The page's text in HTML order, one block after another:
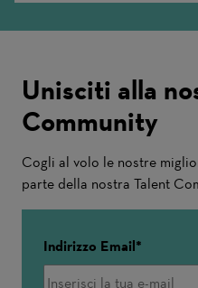
Unisciti alla
Community
Cogli al volo le nostre
parte della nostra Talent
Indirizzo Email